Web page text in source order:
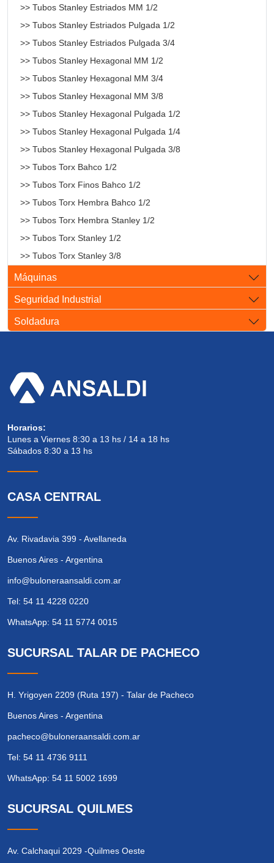
>> Tubos Stanley Estriados MM 1/2
>> Tubos Stanley Estriados Pulgada 1/2
>> Tubos Stanley Estriados Pulgada 3/4
>> Tubos Stanley Hexagonal MM 1/2
>> Tubos Stanley Hexagonal MM 3/4
>> Tubos Stanley Hexagonal MM 3/8
>> Tubos Stanley Hexagonal Pulgada 1/2
>> Tubos Stanley Hexagonal Pulgada 1/4
>> Tubos Stanley Hexagonal Pulgada 3/8
>> Tubos Torx Bahco 1/2
>> Tubos Torx Finos Bahco 1/2
>> Tubos Torx Hembra Bahco 1/2
>> Tubos Torx Hembra Stanley 1/2
>> Tubos Torx Stanley 1/2
>> Tubos Torx Stanley 3/8
Máquinas
Seguridad Industrial
Soldadura
Horarios:
Lunes a Viernes 8:30 a 13 hs / 14 a 18 hs
Sábados 8:30 a 13 hs
CASA CENTRAL
Av. Rivadavia 399 - Avellaneda
Buenos Aires - Argentina
info@buloneraansaldi.com.ar
Tel: 54 11 4228 0220
WhatsApp: 54 11 5774 0015
SUCURSAL TALAR DE PACHECO
H. Yrigoyen 2209 (Ruta 197) - Talar de Pacheco
Buenos Aires - Argentina
pacheco@buloneraansaldi.com.ar
Tel: 54 11 4736 9111
WhatsApp: 54 11 5002 1699
SUCURSAL QUILMES
Av. Calchaqui 2029 -Quilmes Oeste